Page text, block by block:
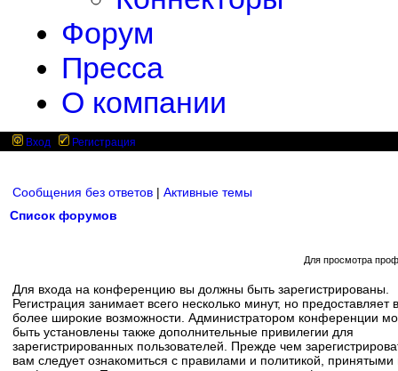
Форум
Пресса
О компании
Вход Регистрация
Сообщения без ответов | Активные темы
Список форумов
Для просмотра
Для входа на конференцию вы должны быть зарегистрированы.
Регистрация занимает всего несколько минут, но предоставляет
более широкие возможности. Администратором конференции
быть установлены также дополнительные привилегии для
зарегистрированных пользователей. Прежде чем
вам следует ознакомиться с правилами и политикой, принятыми